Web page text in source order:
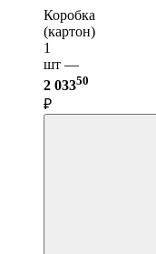
Коробка
(картон)
1
шт —
2 03350
₽